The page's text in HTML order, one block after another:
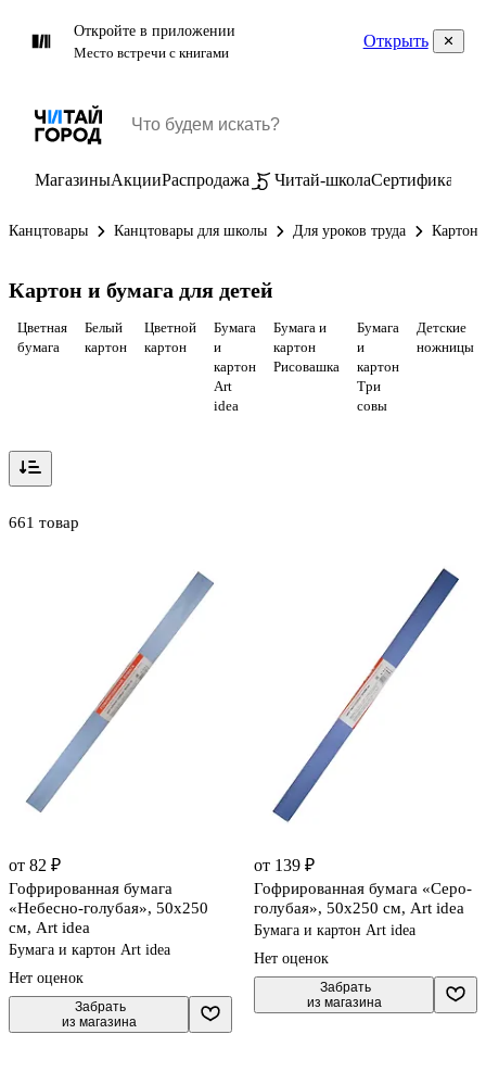
Откройте в приложении
Место встречи с книгами
Открыть
МагазиныАкцииРаспродажа Читай-школаСертификаты
Канцтовары Канцтовары для школы Для уроков труда Картон,
Картон и бумага для детей
Цветная
бумага
Белый
картон
Цветной
картон
Бумага
и
картон
Art
idea
Бумага и
картон
Рисовашка
Бумага
и
картон
Три
совы
Детские
ножницы
661 товар
от 82 ₽
Гофрированная бумага
«Небесно-голубая», 50х250
см, Art idea
Бумага и картон Art idea
Нет оценок
Забрать
из магазина
от 139 ₽
Гофрированная бумага «Серо-
голубая», 50х250 см, Art idea
Бумага и картон Art idea
Нет оценок
Забрать
из магазина